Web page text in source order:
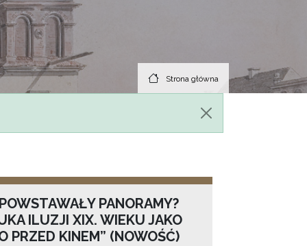
Strona główna
PANORAMY?
ILUZJI XIX. WIEKU JAKO
PRZED KINEM” (NOWOŚĆ)